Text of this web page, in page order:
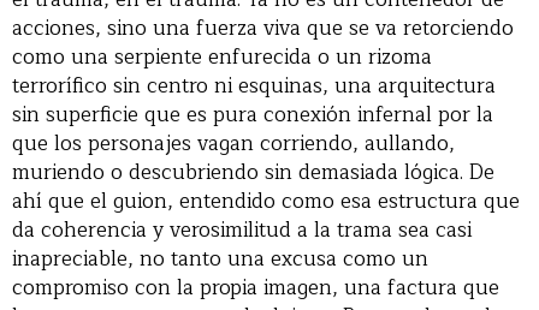
acciones, sino una fuerza viva que se va retorciendo
como una serpiente enfurecida o un rizoma
terrorífico sin centro ni esquinas, una arquitectura
sin superficie que es pura conexión infernal por la
que los personajes vagan corriendo, aullando,
muriendo o descubriendo sin demasiada lógica. De
ahí que el guion, entendido como esa estructura que
da coherencia y verosimilitud a la trama sea casi
inapreciable, no tanto una excusa como un
compromiso con la propia imagen, una factura que